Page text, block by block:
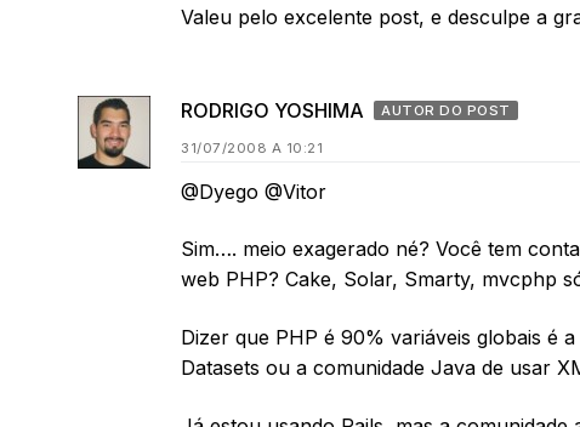
Valeu pelo excelente post, e desculpe a
RODRIGO YOSHIMA AUTOR DO POST
31/07/2008 A 10:21
@Dyego @Vitor
Sim…. meio exagerado né? Você tem
web PHP? Cake, Solar, Smarty, mvcphp
Dizer que PHP é 90% variáveis globais é
Datasets ou a comunidade Java de usar